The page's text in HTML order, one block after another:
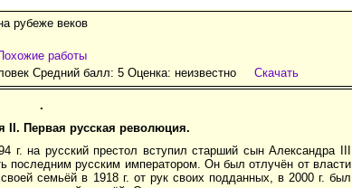
рубеже веков
работы
Средний балл: 5 Оценка: неизвестно Скачать
.
Первая русская революция.
г. на русский престол вступил старший сын Александра III
последним русским императором. Он был отлучён от власти
семьёй в 1918 г. от рук своих подданных, в 2000 г. был